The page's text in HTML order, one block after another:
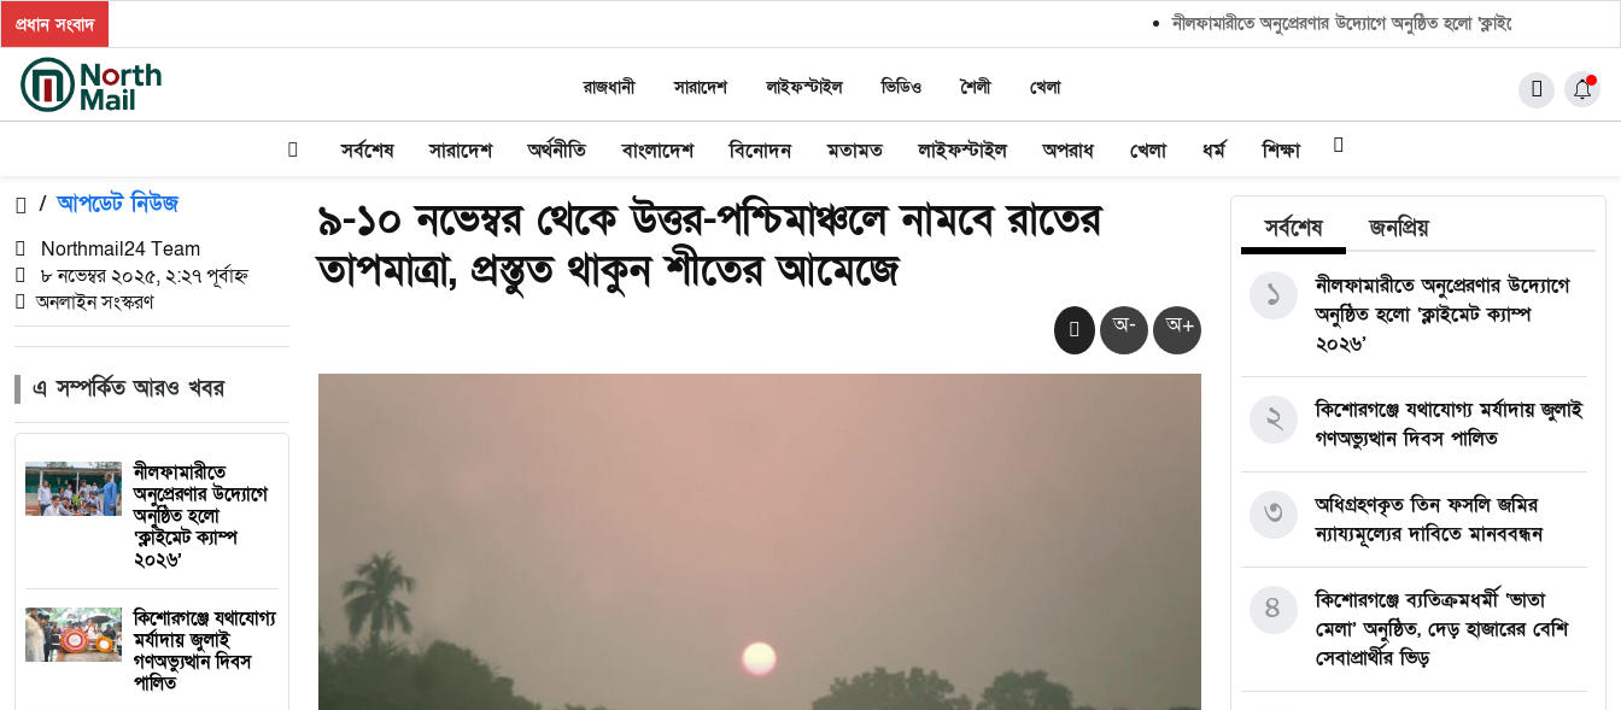
প্রধান সংবাদ নীলফামারীতে অনুপ্রেরণার উদ্যোগে অনুষ্ঠিত হলো ‘ক্লাইমেট ক্যাম্প ২০২৬’
রাজধানী সারাদেশ লাইফস্টাইল ভিডিও শৈলী খেলা
সর্বশেষ সারাদেশ অর্থনীতি বাংলাদেশ বিনোদন মতামত লাইফস্টাইল অপরাধ খেলা ধর্ম শিক্ষা
/ আপডেট নিউজ
Northmail24 Team
৮ নভেম্বর ২০২৫, ২:২৭ পূর্বাহ্ন
অনলাইন সংস্করণ
এ সম্পর্কিত আরও খবর
নীলফামারীতে
অনুপ্রেরণার উদ্যোগে
অনুষ্ঠিত হলো
‘ক্লাইমেট ক্যাম্প
২০২৬’
কিশোরগঞ্জে যথাযোগ্য
মর্যাদায় জুলাই
গণঅভ্যুত্থান দিবস
পালিত
৯-১০ নভেম্বর থেকে উত্তর-পশ্চিমাঞ্চলে নামবে রাতের
তাপমাত্রা, প্রস্তুত থাকুন শীতের আমেজে
অ- অ+
সর্বশেষ জনপ্রিয়
নীলফামারীতে অনুপ্রেরণার উদ্যোগে
অনুষ্ঠিত হলো ‘ক্লাইমেট ক্যাম্প
২০২৬’
১
কিশোরগঞ্জে যথাযোগ্য মর্যাদায় জুলাই
গণঅভ্যুত্থান দিবস পালিত
২
অধিগ্রহণকৃত তিন ফসলি জমির
ন্যায্যমূল্যের দাবিতে মানববন্ধন
৩
কিশোরগঞ্জে ব্যতিক্রমধর্মী ‘ভাতা
মেলা’ অনুষ্ঠিত, দেড় হাজারের বেশি
সেবাপ্রার্থীর ভিড়
৪